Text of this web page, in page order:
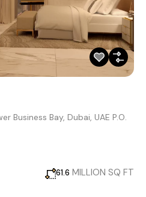
Business Bay, Dubai, UAE P.O.
61.6 MILLION SQ FT